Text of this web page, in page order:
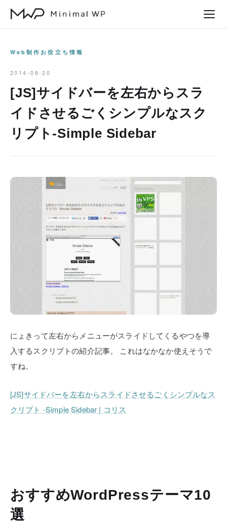
Web制作お役立ち情報
2014-08-20
[JS]サイドバーを左右からスラ
イドさせるごくシンプルなスク
リプト-Simple Sidebar
にょきって左右からメニューがスライドしてくるやつを導
入するスクリプトの紹介記事。
これはなかなか使えそうで
すね。
[JS]サイドバーを左右からスライドさせるごくシンプルなス
クリプト -Simple Sidebar | コリス
おすすめWordPressテーマ10
選